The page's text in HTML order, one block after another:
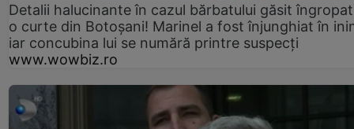
Detalii halucinante în cazul bărbatului găsit
o curte din Botoșani! Marinel a fost înjunghiat în
iar concubina lui se numără printre suspecți
www.wowbiz.ro